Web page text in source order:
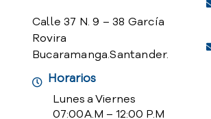
Calle 37 N. 9 – 38 García
Rovira
Bucaramanga.Santander.
Horarios
Lunes a Viernes
07:00 A.M – 12:00 P.M